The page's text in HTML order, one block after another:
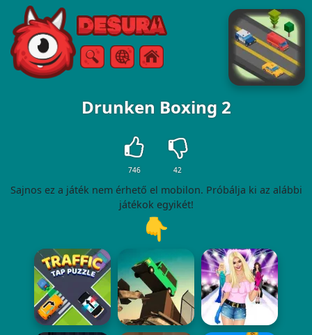
Free Online Games
KeresésMenü
Drunken Boxing 2
746 42
Sajnos ez a játék nem érhető el mobilon. Próbálja ki az alábbi
játékok egyikét!
👇